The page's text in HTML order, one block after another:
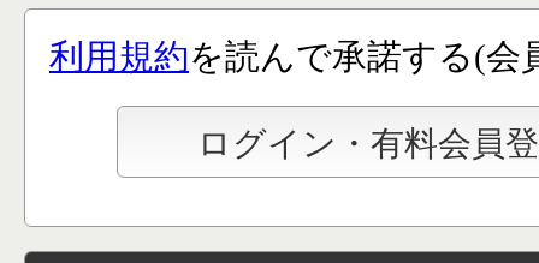
利用規約を読んで承諾する(会